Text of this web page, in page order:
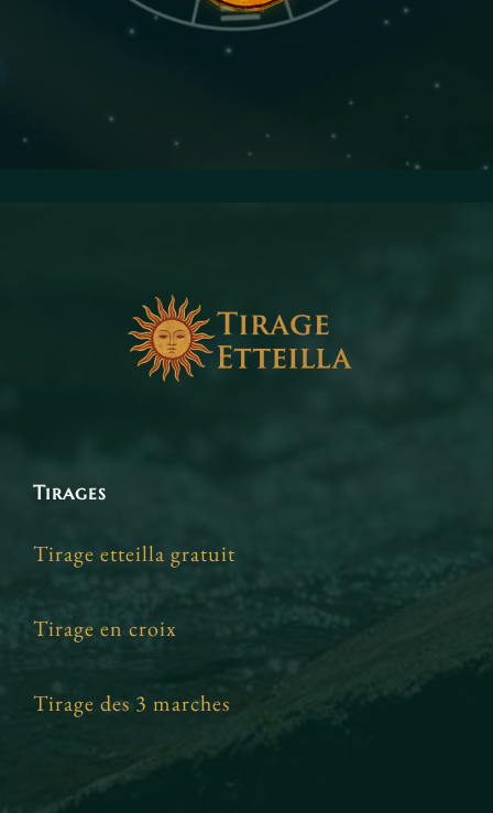
Tirages
Tirage etteilla gratuit
Tirage en croix
Tirage des 3 marches